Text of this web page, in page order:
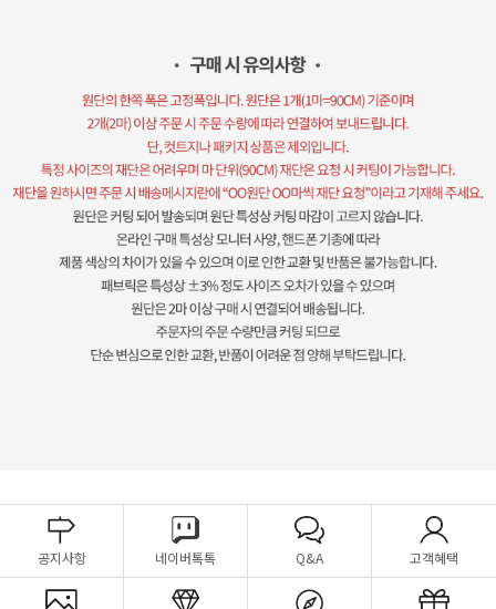
공지사항 네이버톡톡 Q&A 고객혜택